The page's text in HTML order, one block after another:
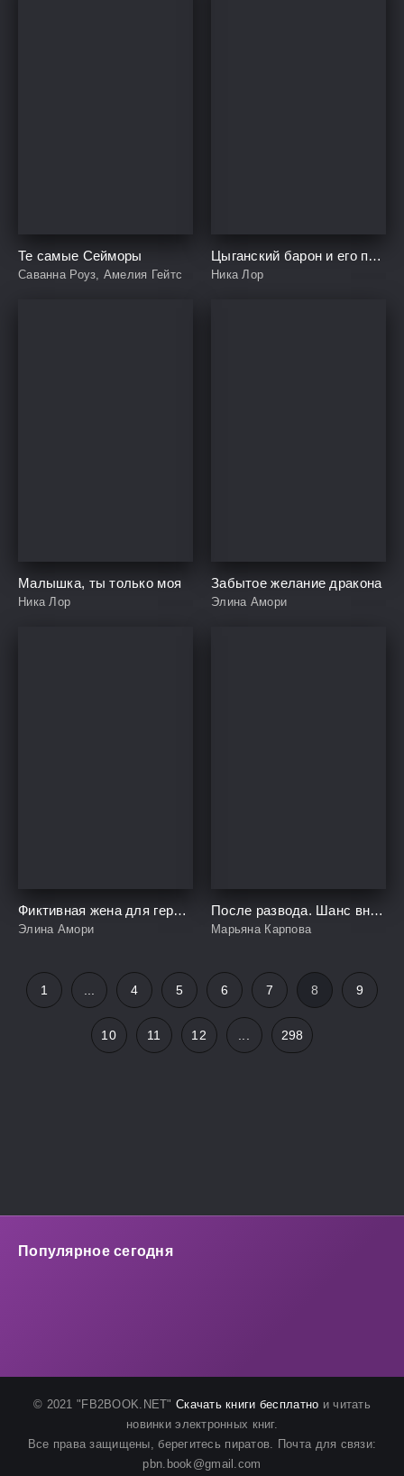
Популярное сегодня
Те самые Сейморы
Саванна Роуз, Амелия Гейтс
Цыганский барон и его пташка
Ника Лор
Малышка, ты только моя
Ника Лор
Забытое желание дракона
Элина Амори
Фиктивная жена для герцога-монстра
Элина Амори
После развода. Шанс вне расписания
Марьяна Карпова
1 4 5 6 7 8 9
10 11 12 298
© 2021 "FB2BOOK.NET" Скачать книги бесплатно и читать
новинки электронных книг.
Все права защищены, берегитесь пиратов. Почта для связи:
pbn.book@gmail.com